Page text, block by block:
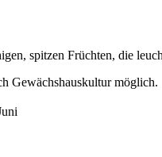
spitzen Früchten, die
Gewächshauskultur möglich.